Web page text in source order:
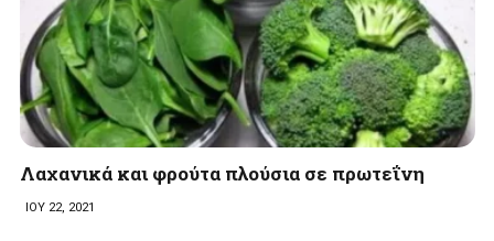
Λαχανικά και φρούτα πλούσια σε πρωτεΐνη
ΙΟΥ 22, 2021